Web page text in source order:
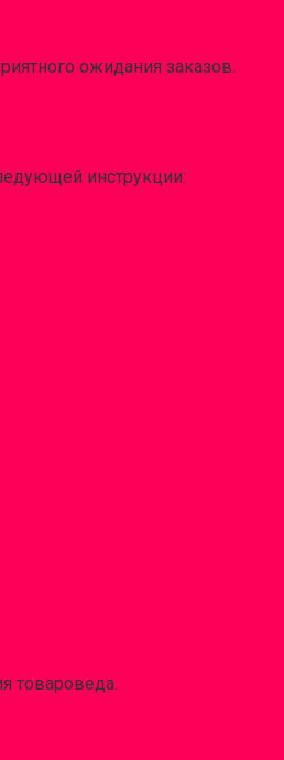
ожидания заказов.
инструкции:
товароведа.